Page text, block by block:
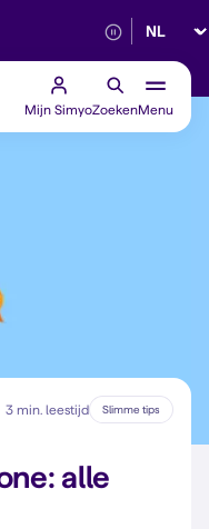
Betrouwbaar
Mijn SimyoZoekenMenu
3 min. leestijd Slimme tips
alle